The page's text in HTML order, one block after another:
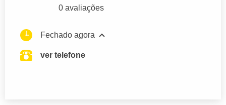
0 avaliações
Fechado agora
ver telefone